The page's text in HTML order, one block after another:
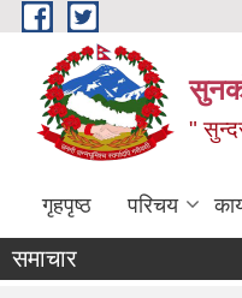
Skip to main content
"
गृहपृष्ठ परिचय
समाचार